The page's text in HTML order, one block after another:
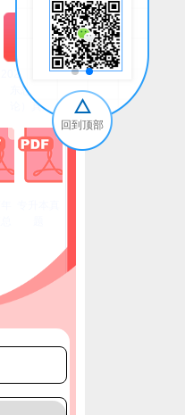
2023年(毛泽
东思想概
论）真题
回到顶部